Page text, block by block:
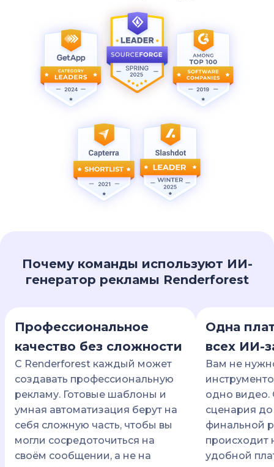
Почему команды используют ИИ-
генератор рекламы Renderforest
Профессиональное
качество без сложности
С Renderforest каждый может
создавать профессиональную
рекламу. Готовые шаблоны и
умная автоматизация берут на
себя сложную часть, чтобы вы
могли сосредоточиться на
своём сообщении, а не на
Одна
всех ИИ-
Вам не
одно видео.
сценария
финальной
происходит
удобной